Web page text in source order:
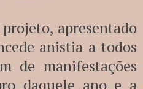
apresentado
anistia a todos
de manifestações
daquele ano e a